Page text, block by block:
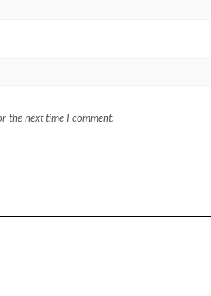
the next time I comment.